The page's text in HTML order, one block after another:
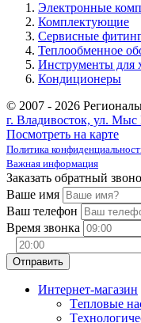
Электронные
Комплектующие
Сервисные
Теплообменное
Инструменты для
Кондиционеры
© 2007 - 2026
г. Владивосток, ул.
Посмотреть на карте
Политика
Важная информация
Заказать обратный
Ваше имя
Ваш телефон
Время звонка
Интернет-магазин
Tепловые